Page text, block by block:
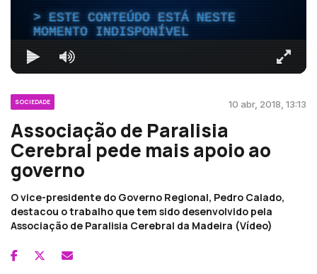
ESTE CONTEÚDO ESTÁ NESTE
MOMENTO INDISPONÍVEL
SOCIEDADE 10 abr, 2018, 13:13
Associação de Paralisia
Cerebral pede mais apoio ao
governo
O vice-presidente do Governo Regional, Pedro Calado,
destacou o trabalho que tem sido desenvolvido pela
Associação de Paralisia Cerebral da Madeira (Vídeo)